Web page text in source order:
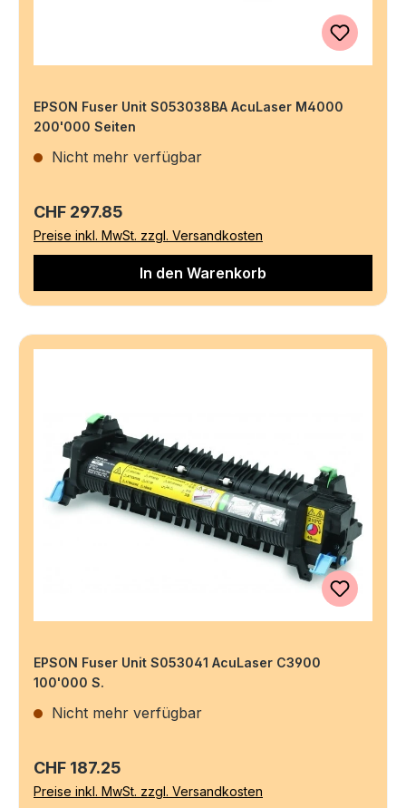
EPSON Fuser Unit S053038BA AcuLaser M4000
200'000 Seiten
Nicht mehr verfügbar
Regulärer Preis:
CHF 297.85
Preise inkl. MwSt. zzgl. Versandkosten
In den Warenkorb
EPSON Fuser Unit S053041 AcuLaser C3900
100'000 S.
Nicht mehr verfügbar
Regulärer Preis:
CHF 187.25
Preise inkl. MwSt. zzgl. Versandkosten